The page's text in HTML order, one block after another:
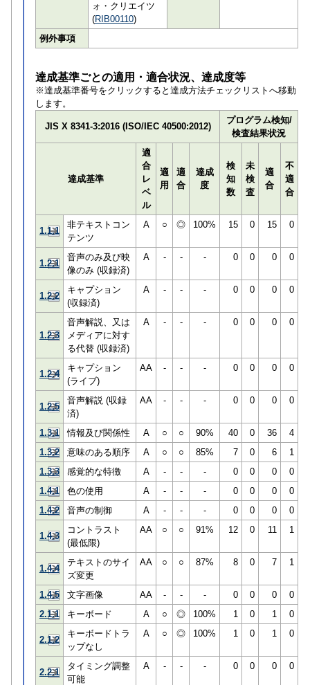
ォ・クリエイツ
(RIB00110)
例外事項
達成基準ごとの適用・適合状況、達成度等
※達成基準番号をクリックすると達成方法チェックリストへ移動
します。
JIS X 8341-3:2016 (ISO/IEC 40500:2012)
プログラム検知/
検査結果状況
達成基準
適
合
レ
ベ
ル
適
用
適
合
達成
度
検
知
数
未
検
査
適
合
不
適
合
1.1.1
非テキストコン
テンツ
A ○ ◎ 100% 15 0 15 0
1.2.1
音声のみ及び映
像のみ (収録済)
A - - - 0 0 0 0
1.2.2
キャプション
(収録済)
A - - - 0 0 0 0
1.2.3
音声解説、又は
メディアに対す
る代替 (収録済)
A - - - 0 0 0 0
1.2.4
キャプション
(ライブ)
AA - - - 0 0 0 0
1.2.5
音声解説 (収録
済)
AA - - - 0 0 0 0
1.3.1 情報及び関係性 A ○ ○ 90% 40 0 36
4
1.3.2
意味のある順序 A ○ ○ 85% 7 0 6
1
1.3.3
感覚的な特徴 A - - - 0 0 0
0
1.4.1
色の使用 A - - - 0 0 0
0
1.4.2
音声の制御 A - - - 0 0 0 0
1.4.3
コントラスト
(最低限)
AA ○ ○ 91% 12 0 11 1
1.4.4
テキストのサイ
ズ変更
AA ○ ○ 87% 8 0 7 1
1.4.5 文字画像 AA - - - 0 0 0
0
2.1.1
キーボード A ○ ◎ 100% 1 0 1 0
2.1.2
キーボードトラ
ップなし
A ○ ◎ 100% 1 0 1 0
2.2.1
タイミング調整
可能
A - - - 0 0 0 0